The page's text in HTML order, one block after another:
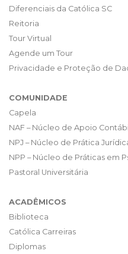
Diferenciais da Católica SC
Reitoria
Tour Virtual
Agende um Tour
Privacidade e Proteção de
COMUNIDADE
Capela
NAF – Núcleo de Apoio
NPJ – Núcleo de Prática
NPP – Núcleo de Práticas em
Pastoral Universitária
ACADÊMICOS
Biblioteca
Católica Carreiras
Diplomas